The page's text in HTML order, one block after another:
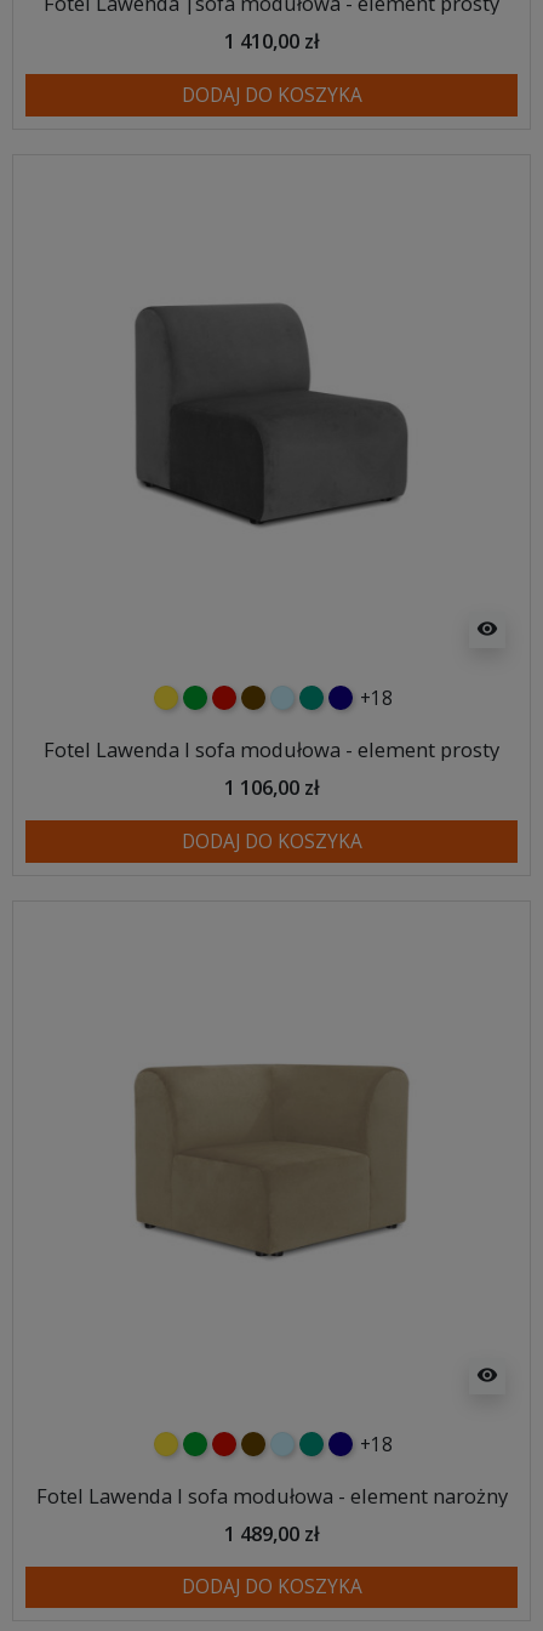
1 410,00 zł
DODAJ DO KOSZYKA
visibility
żółtyzielonyczerwony
czekoladowy
błękitnyturkusowy
granatowy
+18
Fotel Lawenda I sofa modułowa - element prosty
1 106,00 zł
DODAJ DO KOSZYKA
visibility
żółtyzielonyczerwony
czekoladowy
błękitnyturkusowy
granatowy
+18
Fotel Lawenda I sofa modułowa - element narożny
1 489,00 zł
DODAJ DO KOSZYKA